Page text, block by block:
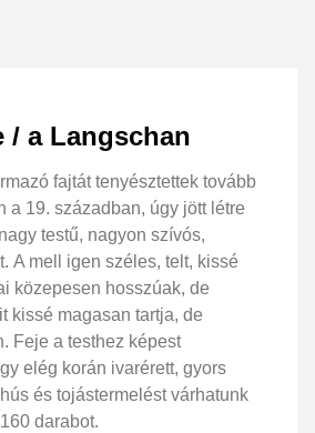
/ a Langschan
fajtát tenyésztettek tovább
a 19. században, úgy jött létre
testű, nagyon szívós,
A mell igen széles, telt, kissé
közepesen hosszúak, de
kissé magasan tartja, de
Feje a testhez képest
elég korán ivarérett, gyors
és tojástermelést várhatunk
darabot.